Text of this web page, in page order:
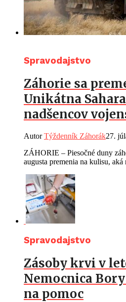
Spravodajstvo
Záhorie sa
Unikátna
nadšencov
AutorTýždenník Záhorák27.
ZÁHORIE – Piesočné duny
augusta premenia na kulisu, aká
Spravodajstvo
Zásoby krvi v
Nemocnica
na pomoc